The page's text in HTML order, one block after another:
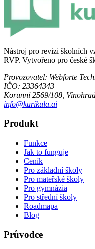
Nástroj pro revizi školních
RVP. Vytvořeno pro české
Provozovatel: Webforte
IČO: 23364343
Korunní 2569/108,
info@kurikula.ai
Produkt
Funkce
Jak to funguje
Ceník
Pro základní školy
Pro mateřské školy
Pro gymnázia
Pro střední školy
Roadmapa
Blog
Průvodce